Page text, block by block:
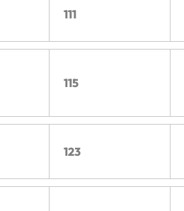
111
115
123